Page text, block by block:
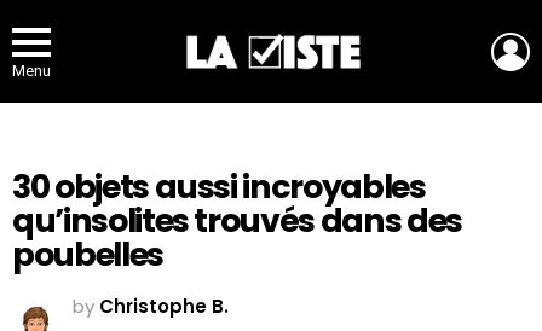
Menu
30 objets aussi incroyables
qu’insolites trouvés dans des
poubelles
by Christophe B.